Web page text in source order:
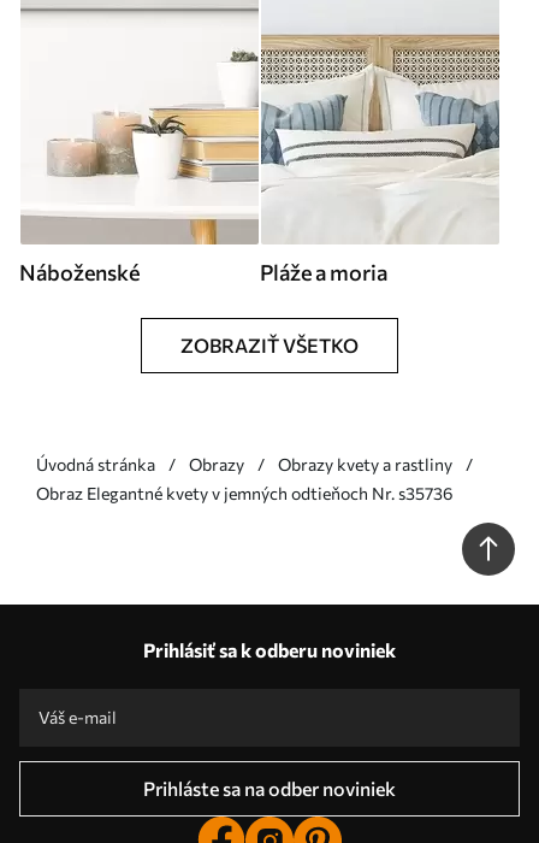
Náboženské Pláže a moria
ZOBRAZIŤ VŠETKO
Úvodná stránka Obrazy
Obrazy kvety a rastliny
Obraz Elegantné kvety v jemných odtieňoch Nr. s35736
Prihlásiť sa k odberu noviniek
Prihláste sa na odber noviniek